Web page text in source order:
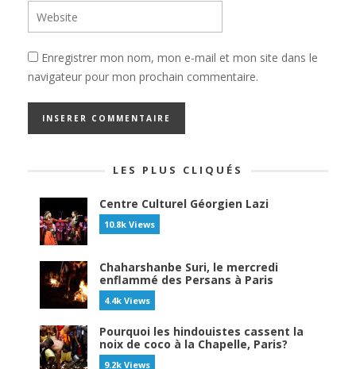
Enregistrer mon nom, mon e-mail et mon site dans le
navigateur pour mon prochain commentaire.
LES PLUS CLIQUÉS
Centre Culturel Géorgien Lazi
10.8k Views
Chaharshanbe Suri, le mercredi
enflammé des Persans à Paris
4.4k Views
Pourquoi les hindouistes cassent la
noix de coco à la Chapelle, Paris?
9.2k Views